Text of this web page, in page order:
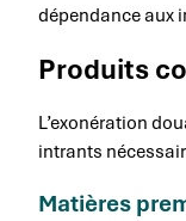
dépendance aux
Produits
L’exonération
intrants
Matières